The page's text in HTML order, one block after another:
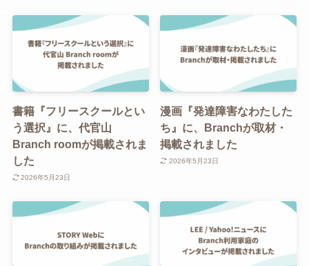
書籍『フリースクールとい
う選択』に、代官山
Branch roomが掲載されま
した
2026年5月23日
漫画『発達障害なわたした
ち』に、Branchが取材・
掲載されました
2026年5月23日